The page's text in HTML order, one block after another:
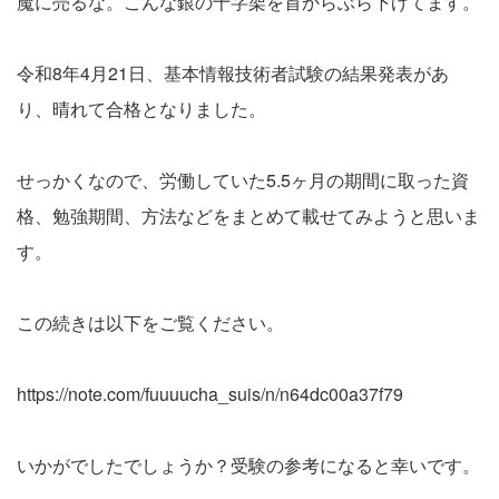
令和8年4月21日、基本情報技術者試験の結果発表があ
り、晴れて合格となりました。
せっかくなので、労働していた5.5ヶ月の期間に取った資
格、勉強期間、方法などをまとめて載せてみようと思いま
す。
この続きは以下をご覧ください。
https://note.com/fuuuucha_suis/n/n64dc00a37f79
いかがでしたでしょうか？受験の参考になると幸いです。